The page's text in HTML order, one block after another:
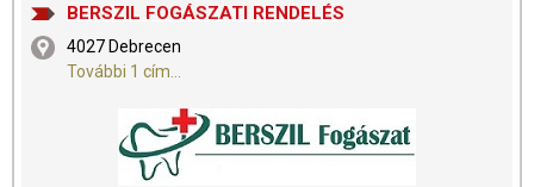
BERSZIL FOGÁSZATI RENDELÉS
4027 Debrecen
További 1 cím...